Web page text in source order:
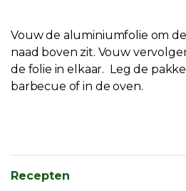
Vouw de aluminiumfolie om
naad boven zit. Vouw
de folie in elkaar. Leg de
barbecue of in de oven.
Recepten